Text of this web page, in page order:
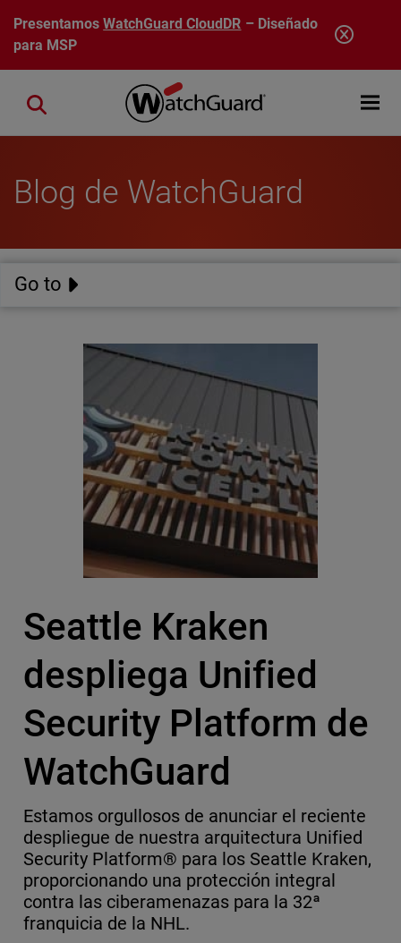
Pasar al contenido principal
PresentamosWatchGuard CloudDR – Diseñado
para MSP
Open
Close search
Blog de WatchGuard
Go to
Seattle Kraken
despliega Unified
Security Platform de
WatchGuard
Estamos orgullosos de anunciar el reciente
despliegue de nuestra arquitectura Unified
Security Platform® para los Seattle Kraken,
proporcionando una protección integral
contra las ciberamenazas para la 32ª
franquicia de la NHL.